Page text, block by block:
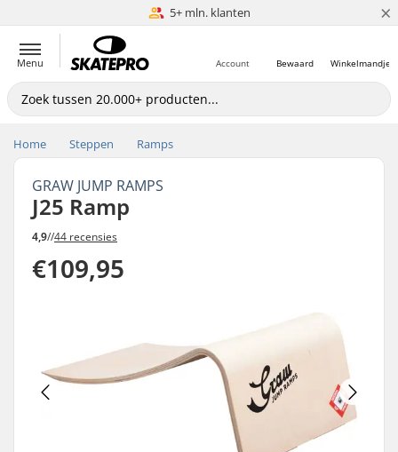
Volgende dag in huis
5+ mln. klanten ×
Menu Winkelmandje
Bewaard
Account
Home Steppen Ramps
GRAW JUMP RAMPS
J25 Ramp
4,9//44 recensies
€109,95